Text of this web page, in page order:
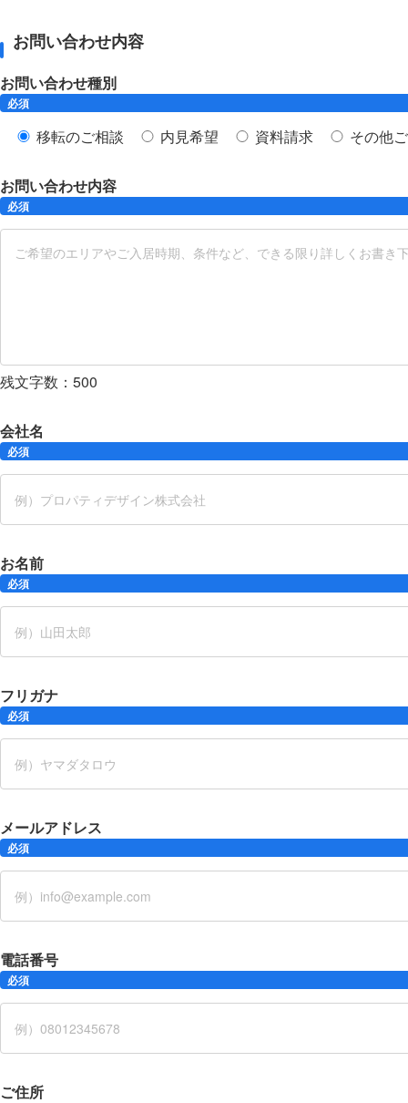
お問い合わせ内容
お問い合わせ種別
必須
移転のご相談 内見希望 資料請求 その他
お問い合わせ内容
必須
残文字数： 500
会社名
必須
お名前
必須
フリガナ
必須
メールアドレス
必須
電話番号
必須
ご住所